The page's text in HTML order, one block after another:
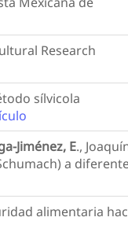
Research
sílvicola
Jiménez, E.,
a
alimentaria